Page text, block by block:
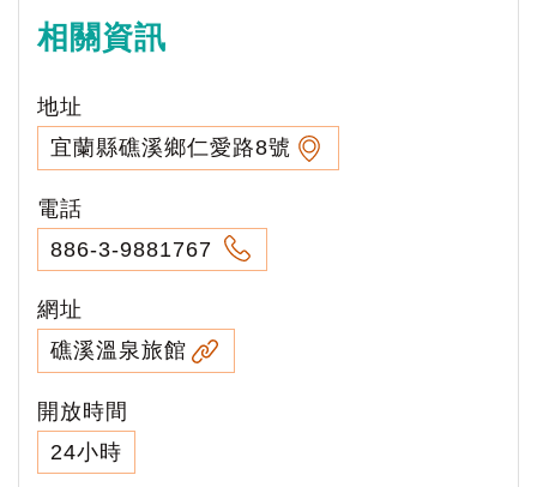
相關資訊
地址
宜蘭縣礁溪鄉仁愛路8號
電話
886-3-9881767
網址
礁溪溫泉旅館
開放時間
24小時